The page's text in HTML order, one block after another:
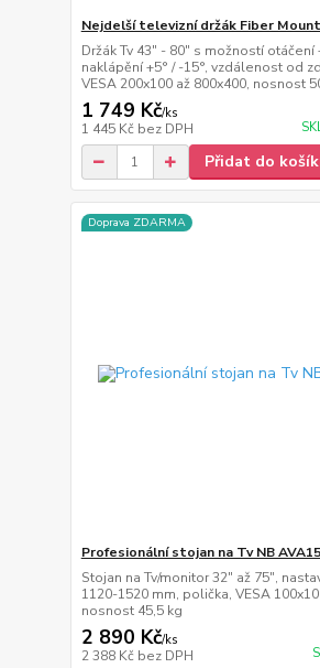
Nejdelší televizní držák Fiber
Držák Tv 43" - 80" s možností otáčení
naklápění +5° / -15°, vzdálenost od
VESA 200x100 až 800x400, nosnost
1 749 Kč/ks
1 445 Kč bez DPH
Přidat do
Doprava ZDARMA
Profesionální stojan na Tv NB
Stojan na Tv/monitor 32" až 75",
1120-1520 mm, polička, VESA
nosnost 45,5 kg
2 890 Kč/ks
2 388 Kč bez DPH